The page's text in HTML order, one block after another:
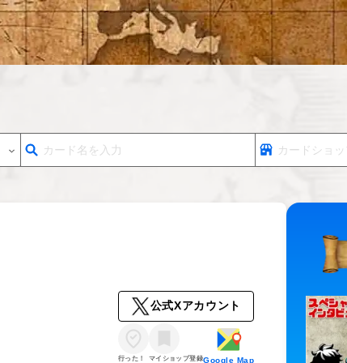
公式Xアカウント
行った！ マイショップ登録Google Map